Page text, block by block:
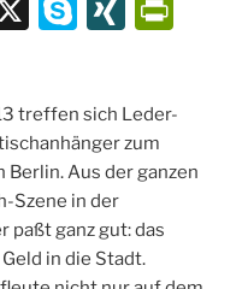
er
ot
e
ai lo
k.
c
o
m
at
X
S
p
e
XI
Fr
ie
treffen sich Leder-
zum
Berlin. Aus der ganzen
Szene in der
paßt ganz gut: das
in die Stadt.